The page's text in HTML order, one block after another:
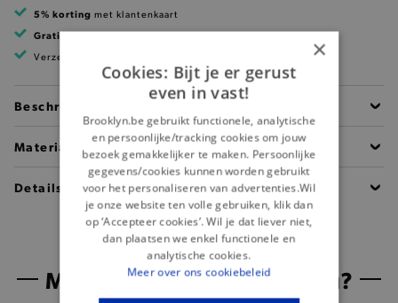
5% korting met klantenkaart
Gratis verzendingvanaf 99 EUR
Verzending binnen 1 à 2 werkdagen
Beschrijving
Materiaal
Details
Misschien is dit iets voor jou?
×
Cookies: Bijt je er gerust
even in vast!
Brooklyn.be gebruikt functionele, analytische
en persoonlijke/tracking cookies om jouw
bezoek gemakkelijker te maken. Persoonlijke
gegevens/cookies kunnen worden gebruikt
voor het personaliseren van advertenties.Wil
je onze website ten volle gebruiken, klik dan
op ‘Accepteer cookies’. Wil je dat liever niet,
dan plaatsen we enkel functionele en
analytische cookies.
Meer over ons cookiebeleid